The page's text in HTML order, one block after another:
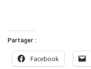
Partager :
Facebook